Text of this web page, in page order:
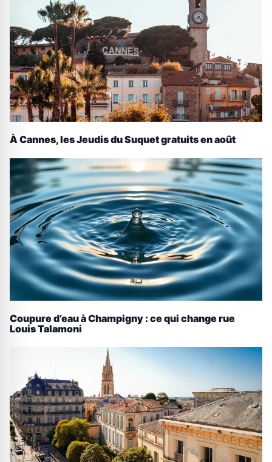
À Cannes, les Jeudis du Suquet gratuits en août
Coupure d’eau à Champigny : ce qui change rue
Louis Talamoni